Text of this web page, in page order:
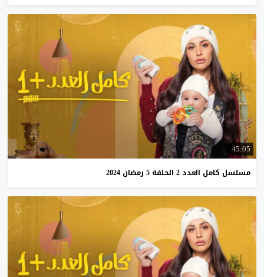
45:05
مسلسل كامل العدد 2 الحلفة 5 رمضان 2024